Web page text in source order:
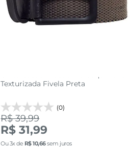
Texturizada Fivela Preta
(0)
R$ 39,99
R$ 31,99
Ou3x de R$10,66sem juros